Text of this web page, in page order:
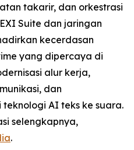
takarir, dan orkestrasi
Suite dan jaringan
kecerdasan
yang dipercaya di
alur kerja,
dan
AI teks ke suara.
selengkapnya,
.